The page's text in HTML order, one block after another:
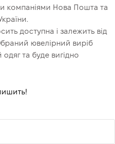
компаніями Нова Пошта та
доступна і залежить від
ювелірний виріб
одяг та буде вигідно